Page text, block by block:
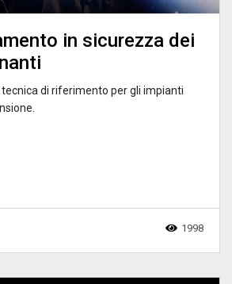
in sicurezza dei
tecnica di riferimento per gli impianti
1998